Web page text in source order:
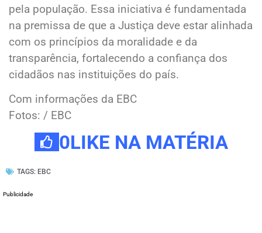
pela população. Essa iniciativa é fundamentada
na premissa de que a Justiça deve estar alinhada
com os princípios da moralidade e da
transparência, fortalecendo a confiança dos
cidadãos nas instituições do país.
Com informações da EBC
Fotos: / EBC
0LIKE NA MATÉRIA
TAGS: EBC
Publicidade